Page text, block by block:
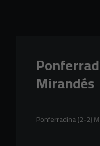
Mirandés
Ponferradina (2-2)